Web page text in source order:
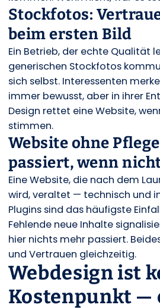
Stockfotos:
beim ersten Bild
Ein Betrieb, der echte Qualität
generischen Stockfotos
sich selbst. Interessenten
immer bewusst, aber in ihrer
Design rettet eine Website,
stimmen.
Website ohne
passiert, wenn
Eine Website, die nach dem
wird, veraltet — technisch und
Plugins sind das häufigste
Fehlende neue Inhalte
hier nichts mehr passiert.
und Vertrauen gleichzeitig.
Webdesign ist
Kostenpunkt —